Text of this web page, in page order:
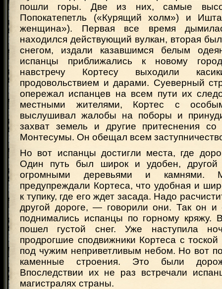
пошли горы. Две из них, самые
Попокатепетль («Курящий холм») и
женщина»). Первая все время
находился действующий вулкан, вторая
снегом, издали казавшимся белым
испанцы приближались к новому
навстречу Кортесу выходили
продовольствием и дарами. Суеверный
опережал испанцев на всем пути их
местными жителями, Кортес с
выслушивал жалобы на поборы и
захват земель и другие притеснения со
Монтесумы. Он обещал всем
Но вот испанцы достигли места, где
Один путь был широк и удобен,
огромными деревьями и камнями.
предупреждали Кортеса, что удобная и
к тупику, где его ждет засада. Надо
другой дороге, — говорили они. Так он и
поднимались испанцы по горному кряжу.
пошел густой снег. Уже наступила
продрогшие сподвижники Кортеса с
под чужим неприветливым небом. Но вот
каменные строения. Это были
Впоследствии их не раз встречали
магистралях страны.